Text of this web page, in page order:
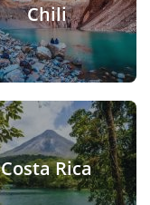
Chili
Costa Rica